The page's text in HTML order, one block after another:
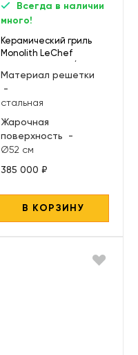
Всегда в наличии
много!
Керамический гриль
Monolith LeChef
ножек и столиков)
Материал решетки
-
стальная
Жарочная
поверхность
-
Ø52 см
385 000 ₽
В КОРЗИНУ